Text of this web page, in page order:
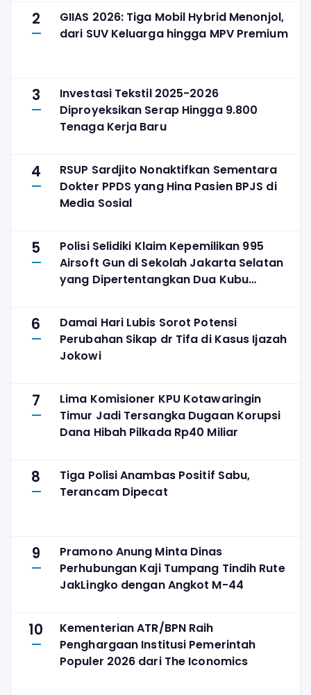
2
GIIAS 2026: Tiga Mobil Hybrid Menonjol,
dari SUV Keluarga hingga MPV Premium
3
Investasi Tekstil 2025-2026
Diproyeksikan Serap Hingga 9.800
Tenaga Kerja Baru
4
RSUP Sardjito Nonaktifkan Sementara
Dokter PPDS yang Hina Pasien BPJS di
Media Sosial
5
Polisi Selidiki Klaim Kepemilikan 995
Airsoft Gun di Sekolah Jakarta Selatan
yang Dipertentangkan Dua Kubu
6
Damai Hari Lubis Sorot Potensi
Perubahan Sikap dr Tifa di Kasus Ijazah
Jokowi
7
Lima Komisioner KPU Kotawaringin
Timur Jadi Tersangka Dugaan Korupsi
Dana Hibah Pilkada Rp40 Miliar
8
Tiga Polisi Anambas Positif Sabu,
Terancam Dipecat
9
Pramono Anung Minta Dinas
Perhubungan Kaji Tumpang Tindih Rute
JakLingko dengan Angkot M-44
10
Kementerian ATR/BPN Raih
Penghargaan Institusi Pemerintah
Populer 2026 dari The Iconomics